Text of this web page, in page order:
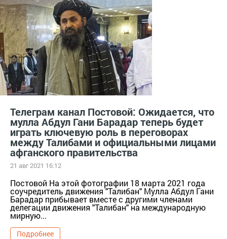
Телеграм канал Постовой: Ожидается, что
мулла Абдул Гани Барадар теперь будет
играть ключевую роль в переговорах
между Талибами и официальными лицами
афганского правительства
21 авг 2021 16:12
Постовой На этой фотографии 18 марта 2021 года
соучредитель движения "Талибан" Мулла Абдул Гани
Барадар прибывает вместе с другими членами
делегации движения "Талибан" на международную
мирную...
Подробнее